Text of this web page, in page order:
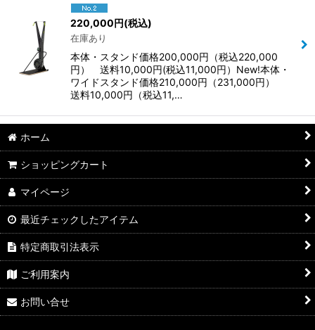
220,000円(税込)
在庫あり
本体・スタンド価格200,000円（税込220,000
円） 送料10,000円(税込11,000円）New!本体・
ワイドスタンド価格210,000円（231,000円）
送料10,000円（税込11,…
ホーム
ショッピングカート
マイページ
最近チェックしたアイテム
特定商取引法表示
ご利用案内
お問い合せ